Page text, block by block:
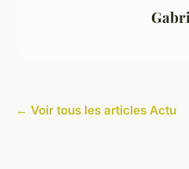
← Voir tous les articles Actu